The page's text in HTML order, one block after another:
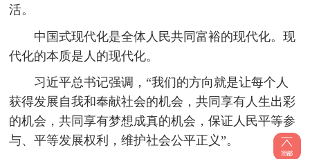
活。
中国式现代化是全体人民共同富裕的现代化。现
代化的本质是人的现代化。
习近平总书记强调，“我们的方向就是让每个人
获得发展自我和奉献社会的机会，共同享有人生出彩
的机会，共同享有梦想成真的机会，保证人民平等参
与、平等发展权利，维护社会公平正义”。